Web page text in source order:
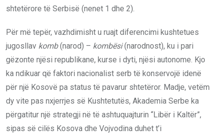
shtetërore të Serbisë (nenet 1 dhe 2).
Për më tepër, vazhdimisht u ruajt diferencimi kushtetues
jugosllav komb(narod) – kombësi(narodnost), ku i pari
gëzonte njësi republikane, kurse i dyti, njësi autonome. Kjo
ka ndikuar që faktori nacionalist serb të konservojë idenë
për një Kosovë pa status të pavarur shtetëror. Madje, vetëm
dy vite pas nxjerrjes së Kushtetutës, Akademia Serbe ka
përgatitur një strategji në të ashtuquajturin “Libër i Kaltër”,
sipas së cilës Kosova dhe Vojvodina duhet t’i